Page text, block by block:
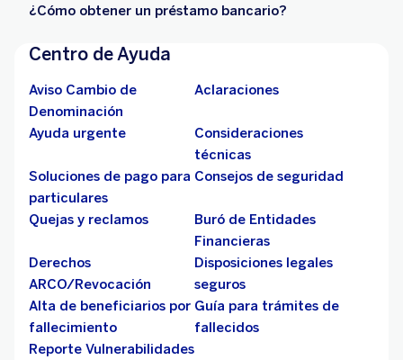
¿Cómo obtener un préstamo bancario?
Centro de Ayuda
Aviso Cambio de
Denominación
Aclaraciones
Ayuda urgente
Consideraciones
técnicas
Soluciones de pago para
particulares
Consejos de seguridad
Quejas y reclamos
Buró de Entidades
Financieras
Derechos
ARCO/Revocación
Disposiciones legales
seguros
Alta de beneficiarios por
fallecimiento
Guía para trámites de
fallecidos
Reporte Vulnerabilidades